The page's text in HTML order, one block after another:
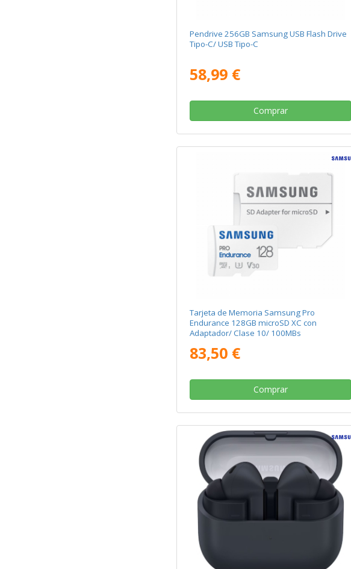
Pendrive 256GB Samsung USB Flash Drive
Tipo-C/ USB Tipo-C
58,99 €
Comprar
Tarjeta de Memoria Samsung Pro
Endurance 128GB microSD XC con
Adaptador/ Clase 10/ 100MBs
83,50 €
Comprar